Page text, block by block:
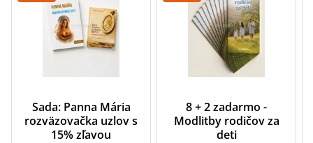
Sada: Panna Mária
rozväzovačka uzlov s
15% zľavou
8 + 2 zadarmo -
Modlitby rodičov za
deti